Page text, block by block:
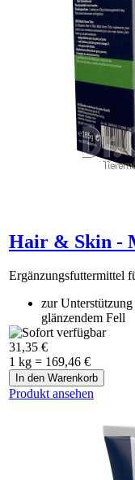
Hair & Skin -
Ergänzungsfuttermittel
zur
glänzendem Fell
zur täglichen
mit Biotin und
31,35 €
1 kg = 169,46 €
Produkt ansehen